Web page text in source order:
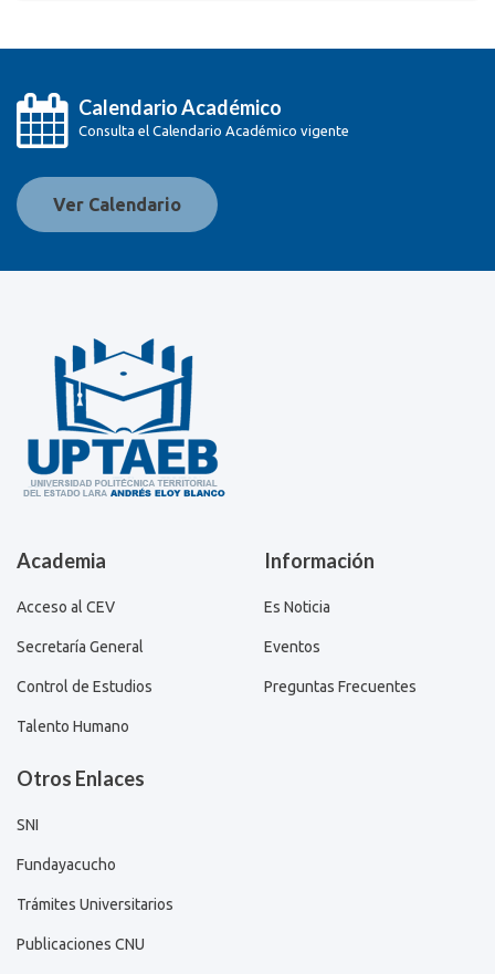
Calendario Académico
Consulta el Calendario Académico vigente
Ver Calendario
Academia
Acceso al CEV
Secretaría General
Control de Estudios
Talento Humano
Información
Es Noticia
Eventos
Preguntas Frecuentes
Otros Enlaces
SNI
Fundayacucho
Trámites Universitarios
Publicaciones CNU